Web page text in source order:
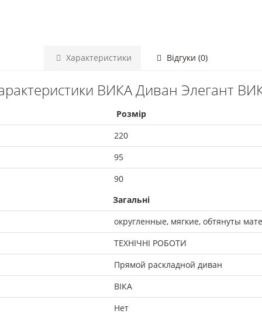
Характеристики Відгуки (0)
ВИКА Диван Элегант
Розмір
220
95
90
Загальні
округленные, мягкие, обтянуты
ТЕХНІЧНІ РОБОТИ
Прямой раскладной диван
ВІКА
Нет